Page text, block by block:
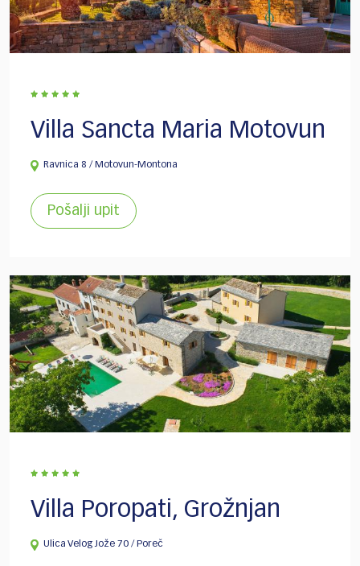
Villa Sancta Maria Motovun
Ravnica 8 / Motovun-Montona
Pošalji upit
Villa Poropati, Grožnjan
Ulica Velog Jože 70 / Poreč